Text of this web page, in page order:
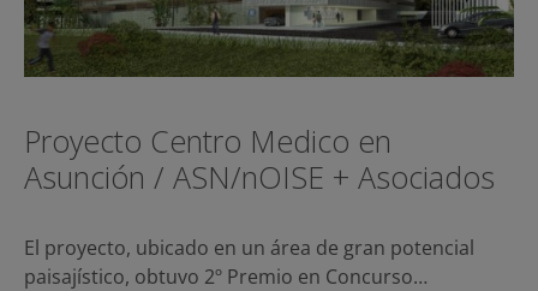
Proyecto Centro Medico en
Asunción / ASN/nOISE + Asociados
El proyecto, ubicado en un área de gran potencial
paisajístico, obtuvo 2º Premio en Concurso…